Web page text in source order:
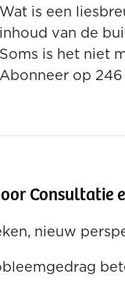
Wat is een
inhoud van de
Soms is het niet
Abonneer op 246
Consultatie
nieuw